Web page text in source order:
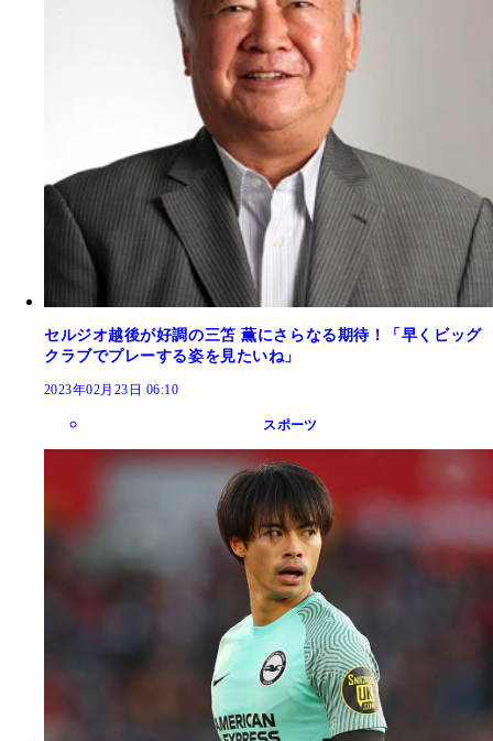
セルジオ越後が好調の三笘 薫にさらなる期待！「早くビッグ
クラブでプレーする姿を見たいね」
2023年02月23日 06:10
スポーツ